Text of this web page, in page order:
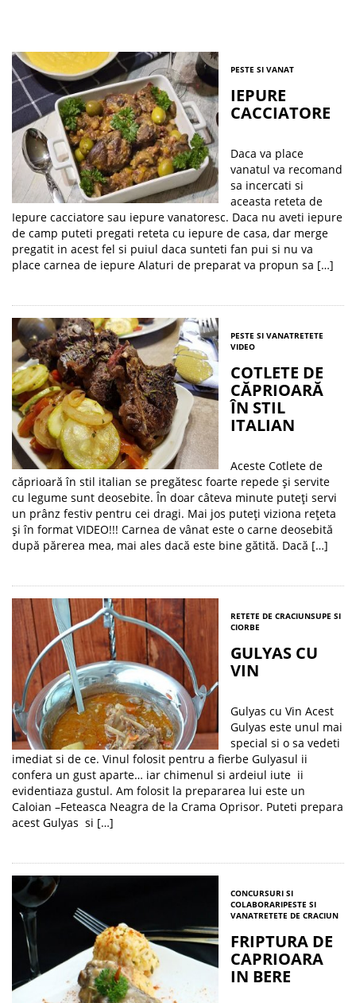
PESTE SI VANAT
IEPURE
CACCIATORE
Daca va place
vanatul va recomand
sa incercati si
aceasta reteta de
Iepure cacciatore sau iepure vanatoresc. Daca nu aveti iepure
de camp puteti pregati reteta cu iepure de casa, dar merge
pregatit in acest fel si puiul daca sunteti fan pui si nu va
place carnea de iepure Alaturi de preparat va propun sa […]
PESTE SI VANATRETETE
VIDEO
COTLETE DE
CĂPRIOARĂ
ÎN STIL
ITALIAN
Aceste Cotlete de
căprioară în stil italian se pregătesc foarte repede și servite
cu legume sunt deosebite. În doar câteva minute puteți servi
un prânz festiv pentru cei dragi. Mai jos puteți viziona rețeta
și în format VIDEO!!! Carnea de vânat este o carne deosebită
după părerea mea, mai ales dacă este bine gătită. Dacă […]
RETETE DE CRACIUNSUPE SI
CIORBE
GULYAS CU
VIN
Gulyas cu Vin Acest
Gulyas este unul mai
special si o sa vedeti
imediat si de ce. Vinul folosit pentru a fierbe Gulyasul ii
confera un gust aparte… iar chimenul si ardeiul iute ii
evidentiaza gustul. Am folosit la prepararea lui este un
Caloian –Feteasca Neagra de la Crama Oprisor. Puteti prepara
acest Gulyas si […]
CONCURSURI SI
COLABORARIPESTE SI
VANATRETETE DE CRACIUN
FRIPTURA DE
CAPRIOARA
IN BERE